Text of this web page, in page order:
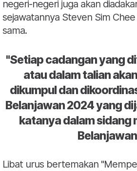
negeri-negeri juga akan
sejawatannya Steven Sim
sama.
"Setiap cadangan yang
atau dalam talian
dikumpul dan
Belanjawan 2024 yang
katanya dalam sidang
Libat urus bertemakan